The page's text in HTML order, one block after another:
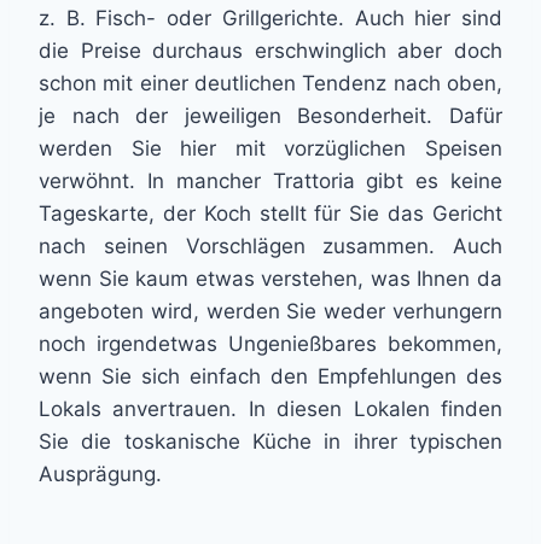
z. B. Fisch- oder Grillgerichte. Auch hier sind
die Preise durchaus erschwinglich aber doch
schon mit einer deutlichen Tendenz nach oben,
je nach der jeweiligen Besonderheit. Dafür
werden Sie hier mit vorzüglichen Speisen
verwöhnt. In mancher Trattoria gibt es keine
Tageskarte, der Koch stellt für Sie das Gericht
nach seinen Vorschlägen zusammen. Auch
wenn Sie kaum etwas verstehen, was Ihnen da
angeboten wird, werden Sie weder verhungern
noch irgendetwas Ungenießbares bekommen,
wenn Sie sich einfach den Empfehlungen des
Lokals anvertrauen. In diesen Lokalen finden
Sie die toskanische Küche in ihrer typischen
Ausprägung.